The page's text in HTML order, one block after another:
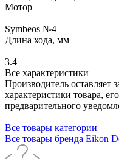
Мотор
—
Symbeos №4
Длина хода, мм
—
3.4
Все характеристики
Производитель оставляет
характеристики товара,
предварительного
Все товары категории
Все товары бренда Eikon